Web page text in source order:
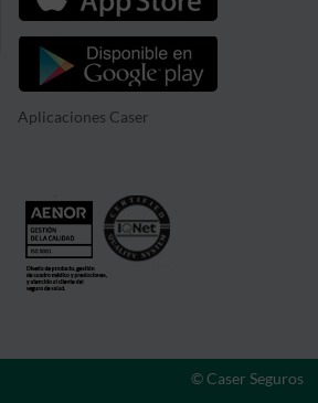
Aplicaciones Caser
© Caser Seguros